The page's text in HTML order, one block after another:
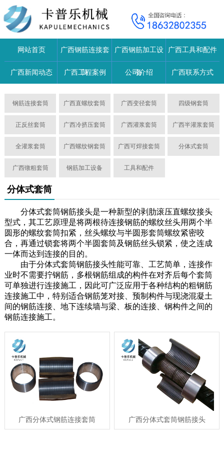
网站首页 广西钢筋连接套
筒
广西钢筋加工设
备
广西工具和配件
广西新闻动态 广西工程案例 公司介绍 广西联系方式
钢筋连接套筒 广西直螺纹套筒 广西变径套筒 四级钢套筒
正反丝套筒 广西冷挤压套筒 广西灌浆套筒 广西半灌浆套筒
全灌浆套筒 广西螺纹钢套筒 广西可焊接套筒 分体式套筒
广西镦粗套筒 钢筋加工设备 工具和配件
分体式套筒
分体式套筒钢筋接头是一种新型的剥肋滚压直螺纹接头
型式，其工艺原理是将两根待连接钢筋的螺纹丝头用两个半
圆形的螺纹套筒扣紧，丝头螺纹与半圆形套筒螺纹紧密咬
合，再通过锁套将两个半圆套筒及钢筋丝头锁紧，使之连成
一体而达到连接的目的。
由于分体式套筒钢筋接头性能可靠、工艺简单，连接作
业时不需要拧钢筋，多根钢筋组成的构件在对齐后每个套筒
可单独进行连接施工，因此可广泛应用于各种结构的粗钢筋
连接施工中，特别适合钢筋笼对接、预制构件与现浇混凝土
间的钢筋连接、地下连续墙与梁、板的连接、钢构件之间的
钢筋连接施工。
广西分体式钢筋连接套筒 广西分体式套筒钢筋接头